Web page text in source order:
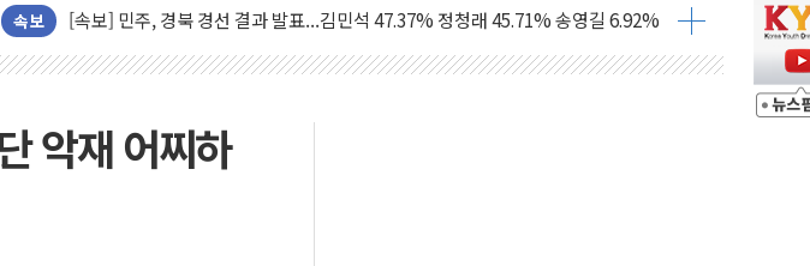
속보
[속보] 민주, 대구 경선 결과 발표...정청래 47.82% 김민석 46.35% 송영길 5.83%
[속보] 민주, 강원 경선 결과 발표...김민석 50.30% 정청래 41.94% 송영길 7.76%
최태원, 노소영에 9440억 지급 확정되나…재상고 앞두고 막판 셈법
하나금융, 명동 소상공인에 '행복상자' 전달
악재 어찌하